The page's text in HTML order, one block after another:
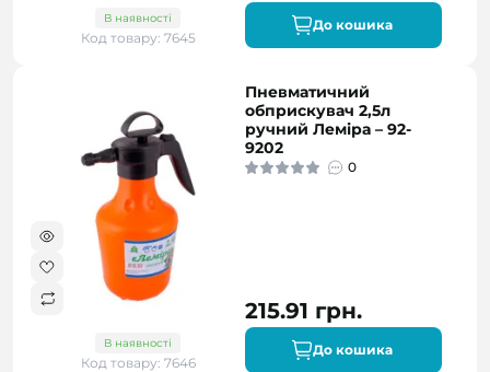
В наявності
Код товару: 7645
До кошика
В наявності
Код товару: 7646
Пневматичний
обприскувач 2,5л
ручний Леміра – 92-
9202
0
215.91 грн.
До кошика